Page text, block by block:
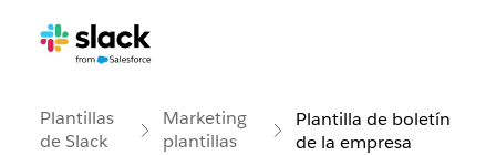
Plantillas
de Slack
Marketing
plantillas
Plantilla de boletín
de la empresa